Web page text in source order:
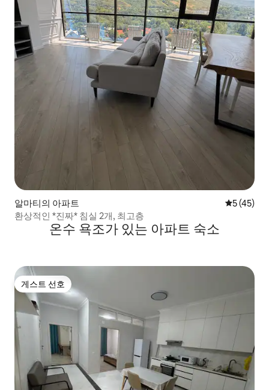
알마티의 아파트 평점 5점
5 (45)
환상적인 *진짜* 침실 2개, 최고층
온수 욕조가 있는 아파트 숙소
게스트 선호
게스트 선호